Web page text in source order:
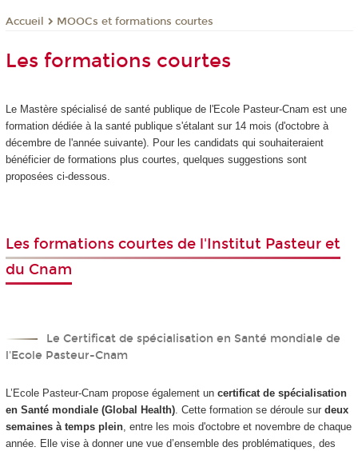
Accueil MOOCs et formations courtes
Les formations courtes
Le Mastère spécialisé de santé publique de l'Ecole Pasteur-Cnam est une
formation dédiée à la santé publique s'étalant sur 14 mois (d'octobre à
décembre de l'année suivante). Pour les candidats qui souhaiteraient
bénéficier de formations plus courtes, quelques suggestions sont
proposées ci-dessous.
Les formations courtes de l'Institut Pasteur et
du Cnam
Le Certificat de spécialisation en Santé mondiale de
l'Ecole Pasteur-Cnam
L’Ecole Pasteur-Cnam propose également un certificat de spécialisation
en Santé mondiale (Global Health). Cette formation se déroule sur deux
semaines à temps plein, entre les mois d'octobre et novembre de chaque
année. Elle vise à donner une vue d’ensemble des problématiques, des